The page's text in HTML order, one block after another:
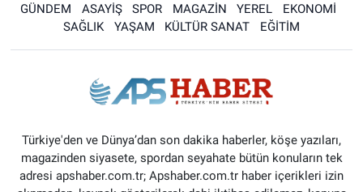
GÜNDEM ASAYİŞ SPOR MAGAZİN YEREL
EKONOMİ
SAĞLIK
YAŞAM KÜLTÜR SANAT EĞİTİM
Türkiye'den ve Dünya’dan son dakika haberler, köşe yazıları,
magazinden siyasete, spordan seyahate bütün konuların tek
adresi apshaber.com.tr; Apshaber.com.tr haber içerikleri izin